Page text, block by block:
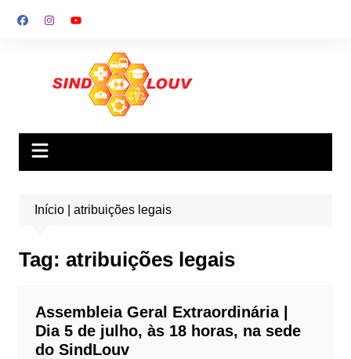
para
Início| atribuições legais
Tag: atribuições legais
Assembleia Geral Extraordinária |
Dia 5 de julho, às 18 horas, na sede
do SindLouv